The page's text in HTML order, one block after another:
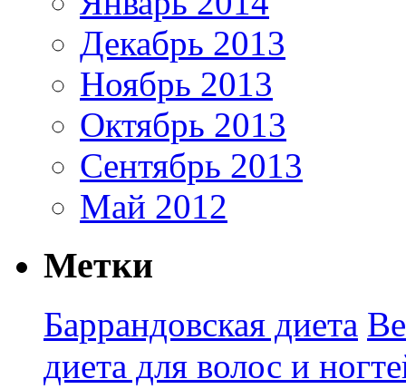
Декабрь 2013
Ноябрь 2013
Октябрь 2013
Сентябрь 2013
Май 2012
Метки
Баррандовская диета
диета для волос и